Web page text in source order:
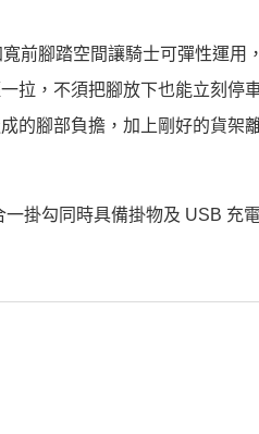
前腳踏空間讓騎士可彈性運用
拉，不須把腳放下也能立刻停
的腳部負擔，加上剛好的貨架
掛勾同時具備掛物及 USB 充